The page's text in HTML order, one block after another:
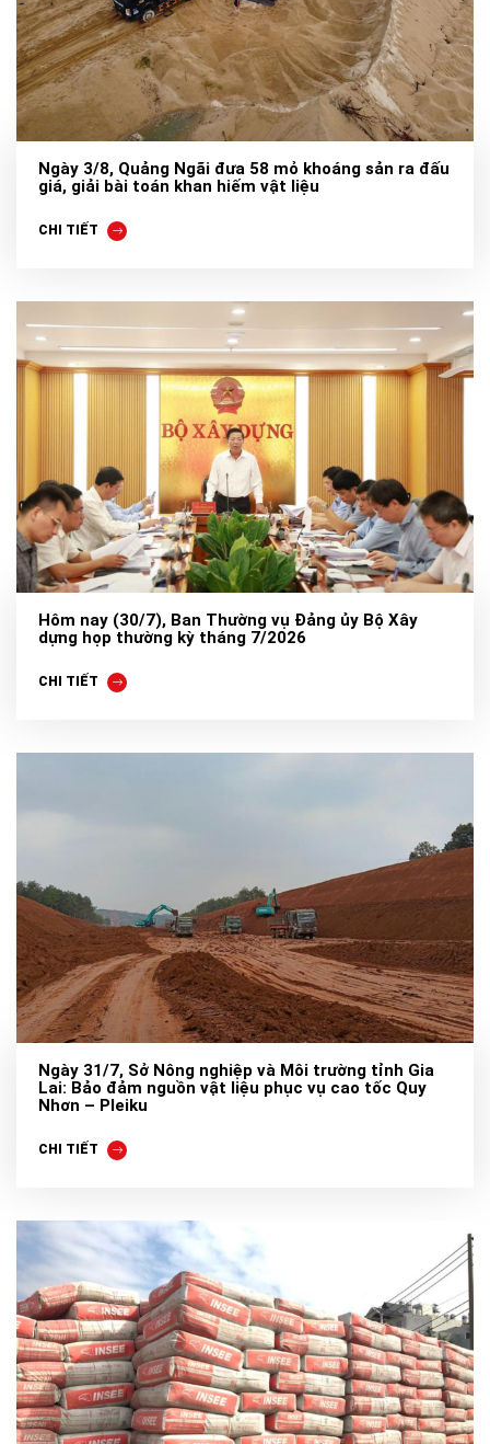
Ngày 3/8, Quảng Ngãi đưa 58 mỏ khoáng sản ra đấu
giá, giải bài toán khan hiếm vật liệu
CHI TIẾT
Hôm nay (30/7), Ban Thường vụ Đảng ủy Bộ Xây
dựng họp thường kỳ tháng 7/2026
CHI TIẾT
Ngày 31/7, Sở Nông nghiệp và Môi trường tỉnh Gia
Lai: Bảo đảm nguồn vật liệu phục vụ cao tốc Quy
Nhơn – Pleiku
CHI TIẾT